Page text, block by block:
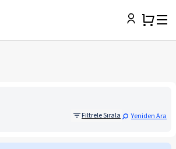
Filtrele Sırala Yeniden Ara